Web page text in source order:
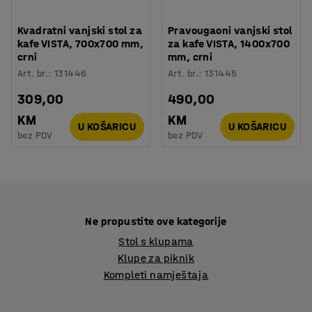
Kvadratni vanjski stol za
kafe VISTA, 700x700 mm,
crni
Art. br.:131446
309,00
KM
bez PDV
U KOŠARICU
Pravougaoni vanjski stol
za kafe VISTA, 1400x700
mm, crni
Art. br.:131445
490,00
KM
bez PDV
U KOŠARICU
Ne propustite ove kategorije
Stol s klupama
Klupe za piknik
Kompleti namještaja